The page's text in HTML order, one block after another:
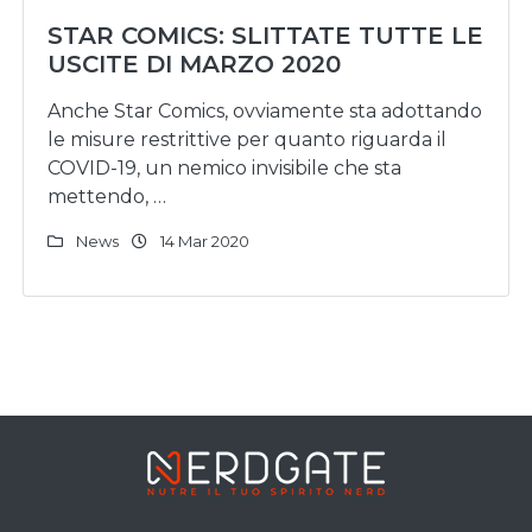
STAR COMICS: SLITTATE TUTTE LE
USCITE DI MARZO 2020
Anche Star Comics, ovviamente sta adottando
le misure restrittive per quanto riguarda il
COVID-19, un nemico invisibile che sta
mettendo, …
News 14 Mar 2020